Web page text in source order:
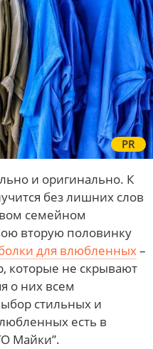
PR
и оригинально. К
без лишних слов
семейном
вторую половинку
для влюбленных–
которые не скрывают
о них всем
стильных и
есть в
Майки”.